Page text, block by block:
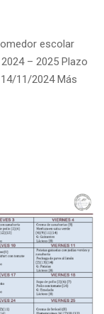
escolar
– 2025 Plazo
11/2024 Más